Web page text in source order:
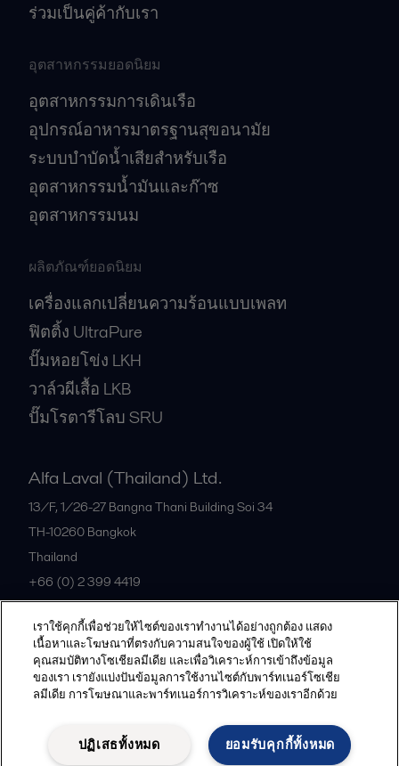
ร่วมเป็นคู่ค้ากับเรา
อุตสาหกรรมยอดนิยม
อุตสาหกรรมการเดินเรือ
อุปกรณ์อาหารมาตรฐานสุขอนามัย
ระบบบำบัดน้ำเสียสำหรับเรือ
อุตสาหกรรมน้ำมันและก๊าซ
อุตสาหกรรมนม
ผลิตภัณฑ์ยอดนิยม
เครื่องแลกเปลี่ยนความร้อนแบบเพลท
ฟิตติ้ง UltraPure
ปั๊มหอยโข่ง LKH
วาล์วผีเสื้อ LKB
ปั๊มโรตารีโลบ SRU
Alfa Laval (Thailand) Ltd.
13/F, 1/26-27 Bangna Thani Building Soi 34
TH-10260 Bangkok
Thailand
+66 (0) 2 399 4419
All offices
Legal terms and conditions
เราใช้คุกกี้เพื่อช่วยให้ไซต์ของเราทำงานได้อย่างถูกต้อง แสดง
เนื้อหาและโฆษณาที่ตรงกับความสนใจของผู้ใช้ เปิดให้ใช้
คุณสมบัติทางโซเชียลมีเดีย และเพื่อวิเคราะห์การเข้าถึงข้อมูล
ของเรา เรายังแบ่งปันข้อมูลการใช้งานไซต์กับพาร์ทเนอร์โซเชีย
ลมีเดีย การโฆษณาและพาร์ทเนอร์การวิเคราะห์ของเราอีกด้วย
ยอมรับคุกกี้ทั้งหมด
ปฏิเสธทั้งหมด